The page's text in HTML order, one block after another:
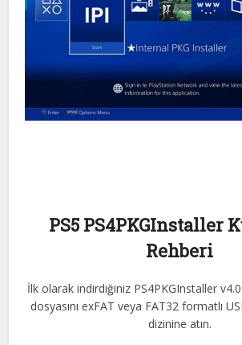
PS5 PS4PKGInstaller
Rehberi
İlk olarak indirdiğiniz PS4PKGInstaller
dosyasını exFAT veya FAT32 formatlı
dizinine atın.